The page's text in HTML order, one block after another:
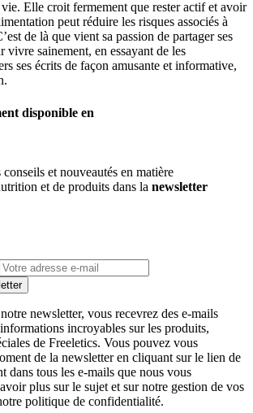
Elle croit fermement que rester actif et avoir
peut réduire les risques associés à
de là que vient sa passion de partager ses
vivre sainement, en essayant de les
ses écrits de façon amusante et informative,
disponible en
et nouveautés en matière
et de produits dans la newsletter
newsletter, vous recevrez des e-mails
incroyables sur les produits,
de Freeletics. Vous pouvez vous
de la newsletter en cliquant sur le lien de
dans tous les e-mails que nous vous
plus sur le sujet et sur notre gestion de vos
politique de confidentialité.